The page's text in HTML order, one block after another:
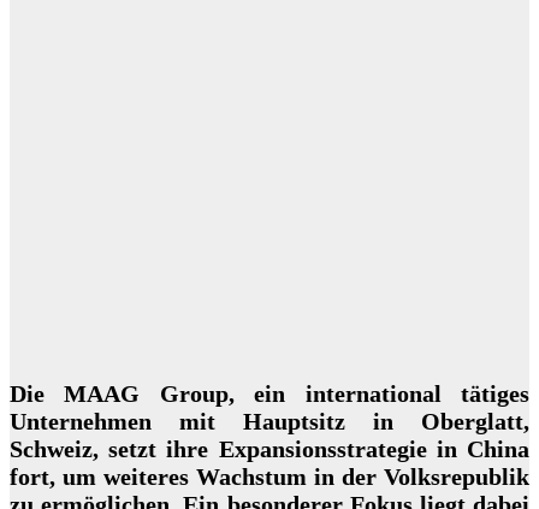
Die MAAG Group, ein international tätiges
Unternehmen mit Hauptsitz in Oberglatt,
Schweiz, setzt ihre Expansionsstrategie in China
fort, um weiteres Wachstum in der Volksrepublik